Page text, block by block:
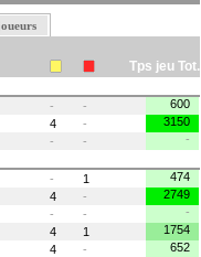
Tps jeu Tot.
- -
600
4 -
3150
- -
-
- 1
474
4 -
2749
- -
-
4 1
1754
4 -
652